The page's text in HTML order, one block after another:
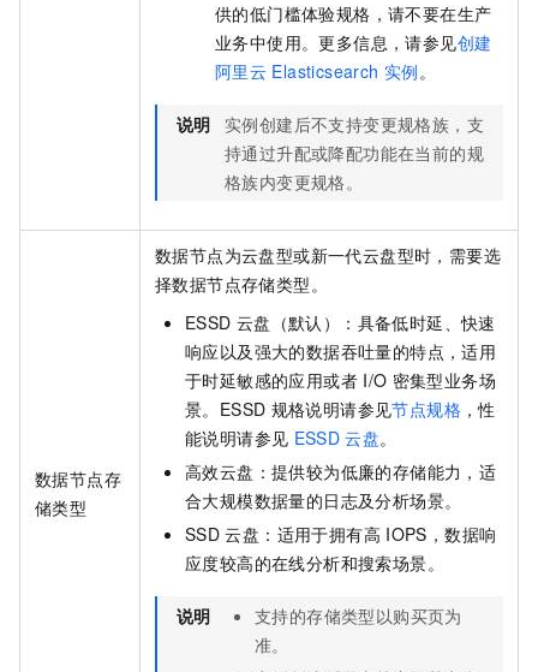
供的低门槛体验规格，请不要在生产
业务中使用。更多信息，请参见创建
阿里云 Elasticsearch 实例。
说明
实例创建后不支持变更规格族，支
持通过升配或降配功能在当前的规
格族内变更规格。
数据节点存
储类型
数据节点为云盘型或新一代云盘型时，需要选
择数据节点存储类型。
ESSD 云盘（默认）：具备低时延、快速
响应以及强大的数据吞吐量的特点，适用
于时延敏感的应用或者 I/O 密集型业务场
景。ESSD 规格说明请参见节点规格 ，性
能说明请参见 ESSD 云盘。
高效云盘：提供较为低廉的存储能力，适
合大规模数据量的日志及分析场景。
SSD 云盘：适用于拥有高 IOPS，数据响
应度较高的在线分析和搜索场景。
说明
支持的存储类型以购买页为
准。